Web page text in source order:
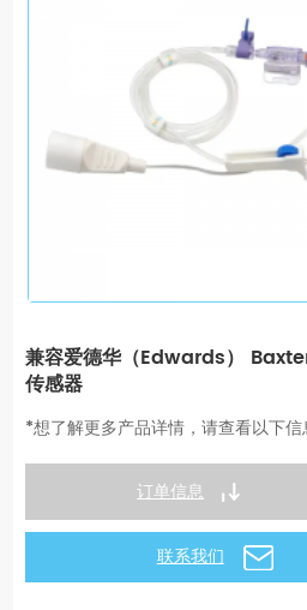
兼容爱德华（Edwards）
传感器
*想了解更多产品详情，请查看以下
订单信息
联系我们